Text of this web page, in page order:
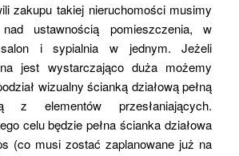
zakupu takiej nieruchomości musimy
ustawnością pomieszczenia, w
i sypialnia w jednym. Jeżeli
jest wystarczająco duża możemy
wizualny ścianką działową pełną
z elementów przesłaniających.
celu będzie pełna ścianka działowa
(co musi zostać zaplanowane już na